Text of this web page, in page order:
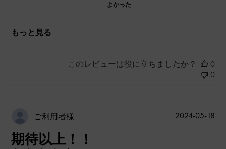
よかった
もっと見る
このレビューは役に立ちましたか？
0
0
ご利用者様
期待以上！！
公
2024-05-18